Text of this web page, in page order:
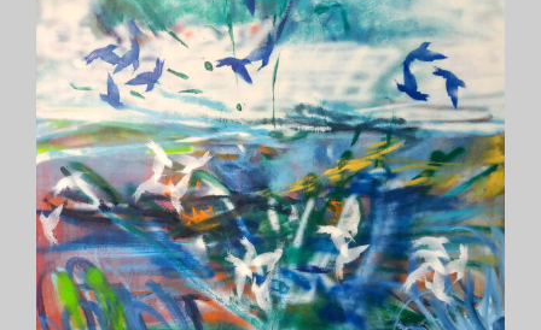
Galerie Kotelna, Říčany u Prahy; Plavci, Oblastní
galerie, Liberec; 2013 Hybrid Landscape, Michal´s
Collection Art Galerie Praha; I am Shaman, Galerie
ArtAtak, Praha; Ateliér, Gallery Makráč, Praha; 2012 –
Soft Vision, Galerie Michal’s Collection, Praha;
Originální Perspektivy, Galerie Klatovy; 2011 – Wald,
galerie Raab, Berlín; Originální a perspektivní,
Bohemia Modern Art Gallery, Praha; „Pro každého
něco, pro někoho nic”, komiksfest, U Prstenu, Praha
Michal´s Collection Art Gallery Prague Michal´s
Collection Art Gallery Prague; 2010 – Lost in